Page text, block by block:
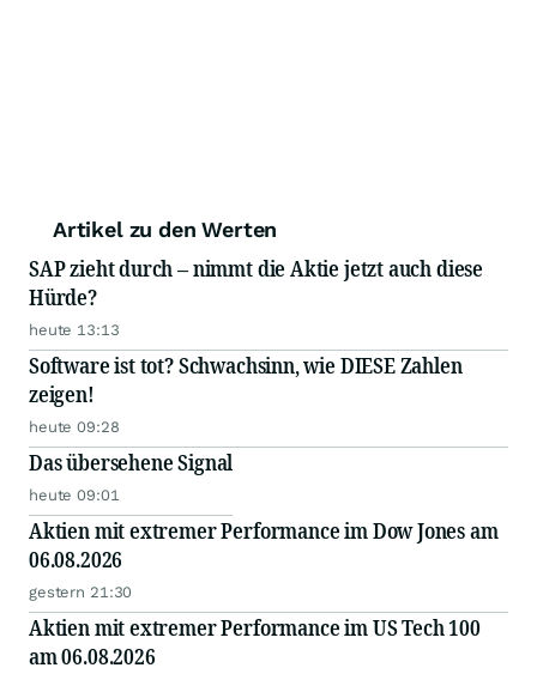
Artikel zu den Werten
SAP zieht durch – nimmt die Aktie jetzt auch diese
Hürde?
heute 13:13
Software ist tot? Schwachsinn, wie DIESE Zahlen
zeigen!
heute 09:28
Das übersehene Signal
heute 09:01
Aktien mit extremer Performance im Dow Jones am
06.08.2026
gestern 21:30
Aktien mit extremer Performance im US Tech 100
am 06.08.2026